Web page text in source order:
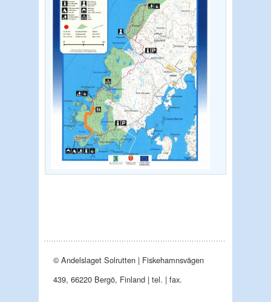
© Andelslaget Solrutten | Fiskehamnsvägen
439, 66220 Bergö, Finland | tel. | fax.